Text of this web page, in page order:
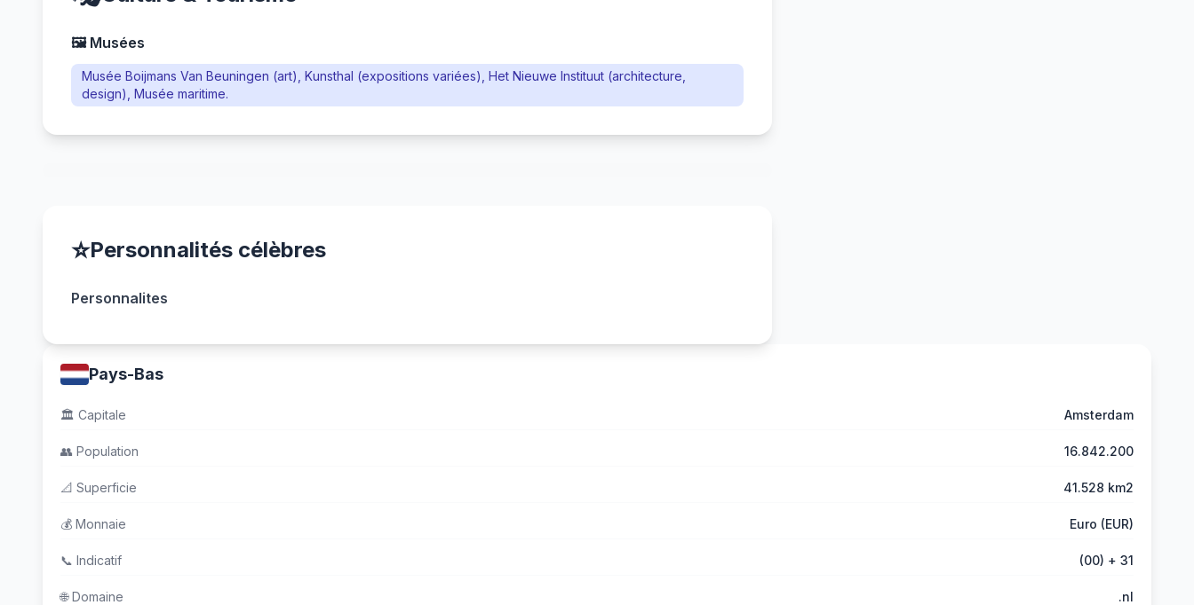
🖼️ Musées
Musée Boijmans Van Beuningen (art), Kunsthal (expositions variées), Het Nieuwe Instituut (architecture,
design), Musée maritime.
⭐Personnalités célèbres
Personnalites
Pays-Bas
🏛️ Capitale Amsterdam
👥 Population 16.842.200
📐 Superficie 41.528 km2
💰 Monnaie Euro (EUR)
📞 Indicatif (00) + 31
🌐Domaine .nl